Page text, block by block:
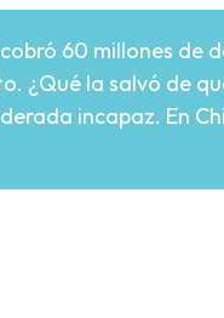
60 millones
¿Qué la salvó de
incapaz. En